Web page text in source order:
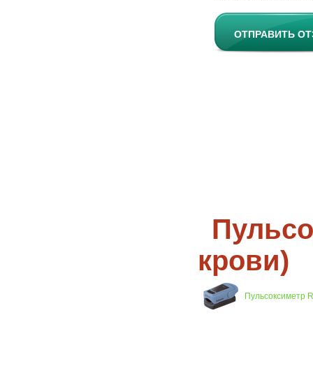
ОТПРАВИТЬ
крови)
Пульсоксиметр